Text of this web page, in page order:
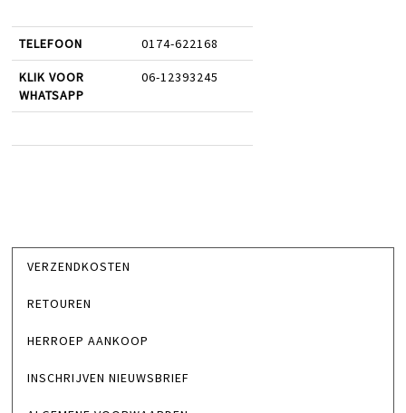
TELEFOON 0174-622168
KLIK VOOR
WHATSAPP
06-12393245
VERZENDKOSTEN
RETOUREN
HERROEP AANKOOP
INSCHRIJVEN NIEUWSBRIEF